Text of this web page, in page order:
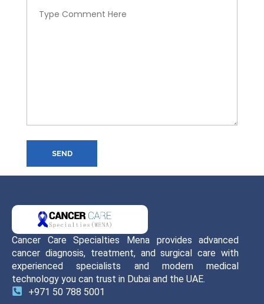
SEND
Cancer Care Specialties Mena provides advanced
cancer diagnosis, treatment, and surgical care with
experienced specialists and modern medical
technology you can trust in Dubai and the UAE.
+971 50 788 5001